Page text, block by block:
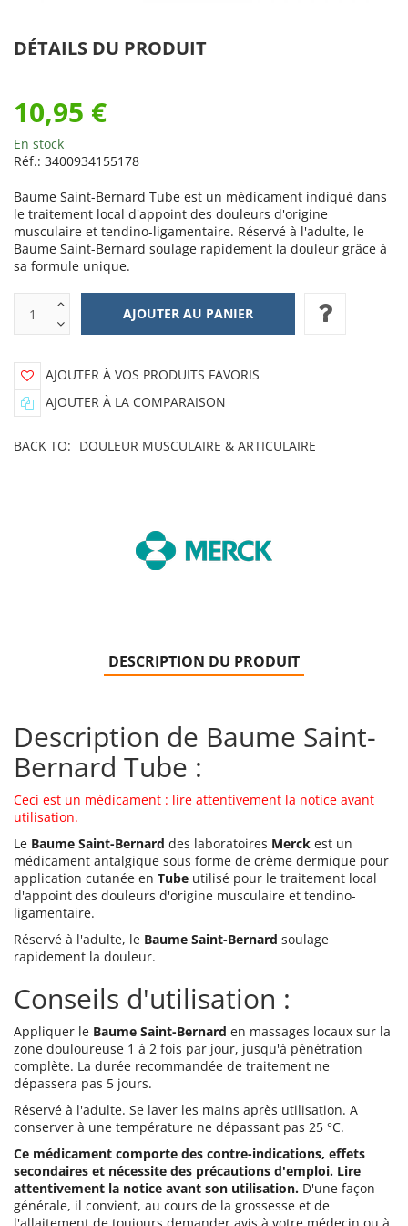
DÉTAILS DU PRODUIT
10,95 €
En stock
Réf.: 3400934155178
Baume Saint-Bernard Tube est un médicament indiqué dans
le traitement local d'appoint des douleurs d'origine
musculaire et tendino-ligamentaire. Réservé à l'adulte, le
Baume Saint-Bernard soulage rapidement la douleur grâce à
sa formule unique.
AJOUTER À VOS PRODUITS FAVORIS
AJOUTER À LA COMPARAISON
BACK TO: DOULEUR MUSCULAIRE & ARTICULAIRE
DESCRIPTION DU PRODUIT
Description de Baume Saint-
Bernard Tube :
Ceci est un médicament : lire attentivement la notice avant
utilisation.
Le Baume Saint-Bernard des laboratoires Merck est un
médicament antalgique sous forme de crème dermique pour
application cutanée en Tube utilisé pour le traitement local
d'appoint des douleurs d'origine musculaire et tendino-
ligamentaire.
Réservé à l'adulte, le Baume Saint-Bernard soulage
rapidement la douleur.
Conseils d'utilisation :
Appliquer le Baume Saint-Bernard en massages locaux sur la
zone douloureuse 1 à 2 fois par jour, jusqu'à pénétration
complète. La durée recommandée de traitement ne
dépassera pas 5 jours.
Réservé à l'adulte. Se laver les mains après utilisation. A
conserver à une température ne dépassant pas 25 °C.
Ce médicament comporte des contre-indications, effets
secondaires et nécessite des précautions d'emploi. Lire
attentivement la notice avant son utilisation. D'une façon
générale, il convient, au cours de la grossesse et de